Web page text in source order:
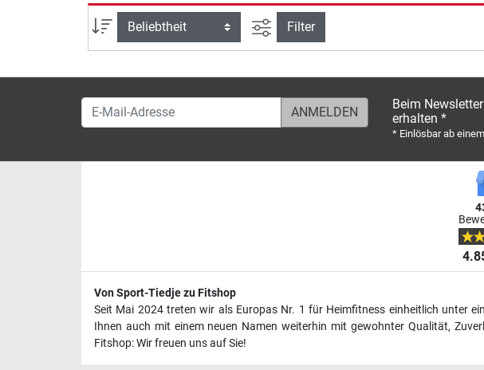
Sortierung Ansicht filtern
Filter
E-Mail-Adresse
Beim
erhalten *
* Einlösbar ab
Von Sport-Tiedje zu Fitshop
Seit Mai 2024 treten wir als Europas Nr. 1 für Heimfitness einheitlich unter
Ihnen auch mit einem neuen Namen weiterhin mit gewohnter Qualität,
Fitshop: Wir freuen uns auf Sie!